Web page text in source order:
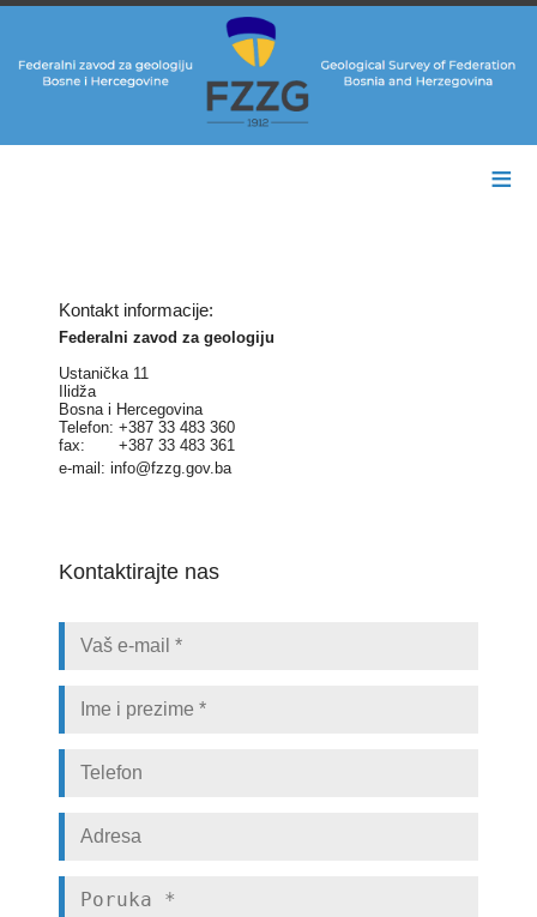
≡
Kontakt informacije:
Federalni zavod za geologiju
Ustanička 11
Ilidža
Bosna i Hercegovina
Telefon: +387 33 483 360
fax: +387 33 483 361
e-mail: info@fzzg.gov.ba
Kontaktirajte nas